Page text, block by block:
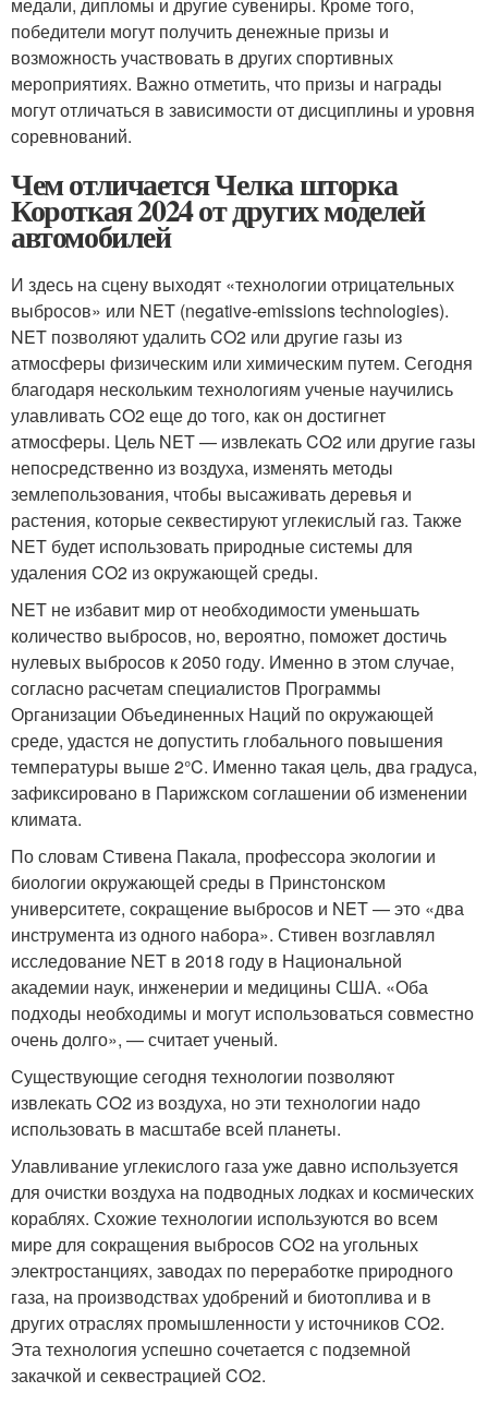
победители могут получить денежные призы и
возможность участвовать в других спортивных
мероприятиях. Важно отметить, что призы и награды
могут отличаться в зависимости от дисциплины и уровня
соревнований.
Чем отличается Челка шторка
Короткая 2024 от других моделей
автомобилей
И здесь на сцену выходят «технологии отрицательных
выбросов» или NET (negative-emissions technologies).
NET позволяют удалить CO2 или другие газы из
атмосферы физическим или химическим путем. Сегодня
благодаря нескольким технологиям ученые научились
улавливать CO2 еще до того, как он достигнет
атмосферы. Цель NET — извлекать CO2 или другие газы
непосредственно из воздуха, изменять методы
землепользования, чтобы высаживать деревья и
растения, которые секвестируют углекислый газ. Также
NET будет использовать природные системы для
удаления CO2 из окружающей среды.
NET не избавит мир от необходимости уменьшать
количество выбросов, но, вероятно, поможет достичь
нулевых выбросов к 2050 году. Именно в этом случае,
согласно расчетам специалистов Программы
Организации Объединенных Наций по окружающей
среде, удастся не допустить глобального повышения
температуры выше 2°C. Именно такая цель, два градуса,
зафиксировано в Парижском соглашении об изменении
климата.
По словам Стивена Пакала, профессора экологии и
биологии окружающей среды в Принстонском
университете, сокращение выбросов и NET — это «два
инструмента из одного набора». Стивен возглавлял
исследование NET в 2018 году в Национальной
академии наук, инженерии и медицины США. «Оба
подходы необходимы и могут использоваться совместно
очень долго», — считает ученый.
Существующие сегодня технологии позволяют
извлекать CO2 из воздуха, но эти технологии надо
использовать в масштабе всей планеты.
Улавливание углекислого газа уже давно используется
для очистки воздуха на подводных лодках и космических
кораблях. Схожие технологии используются во всем
мире для сокращения выбросов CO2 на угольных
электростанциях, заводах по переработке природного
газа, на производствах удобрений и биотоплива и в
других отраслях промышленности у источников СО2.
Эта технология успешно сочетается с подземной
закачкой и секвестрацией CO2.